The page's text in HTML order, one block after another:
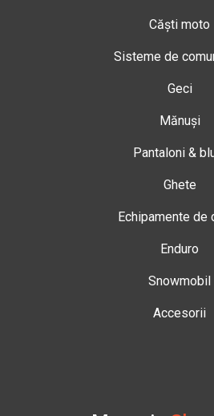
Căști moto
Sisteme de
Geci
Mănuși
Pantaloni &
Ghete
Echipamente de
Enduro
Snowmobil
Accesorii